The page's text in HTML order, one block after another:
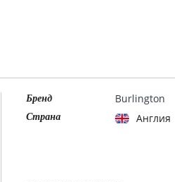
Бренд Burlington
Страна Англия